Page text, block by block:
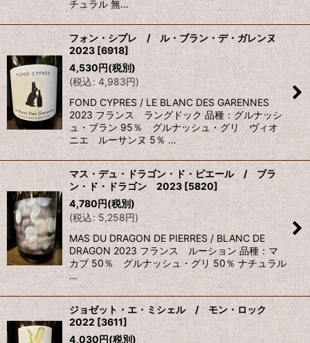
チュラル 無…
フォン・シプレ / ル・ブラン・デ・ガレンヌ
2023 [6918]
4,530円(税別)
(税込: 4,983円)
FOND CYPRES / LE BLANC DES GARENNES
2023 フランス ラングドック 品種：グルナッシ
ュ・ブラン 95％ グルナッシュ・グリ ヴィオ
ニエ ルーサンヌ 5％ …
マス・デュ・ドラゴン・ド・ピエール / ブラ
ン・ド・ドラゴン 2023 [5820]
4,780円(税別)
(税込: 5,258円)
MAS DU DRAGON DE PIERRES / BLANC DE
DRAGON 2023 フランス ルーション 品種：マ
カブ 50％ グルナッシュ・グリ 50％ ナチュラル
…
ジョゼット・エ・ミシェル / モン・ロック
2022 [3611]
4,030円(税別)